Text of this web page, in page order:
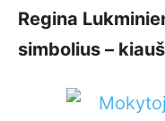
Regina
simbolius –